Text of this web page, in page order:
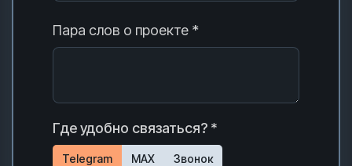
Пара слов о проекте *
Где удобно связаться? *
Telegram MAX Звонок